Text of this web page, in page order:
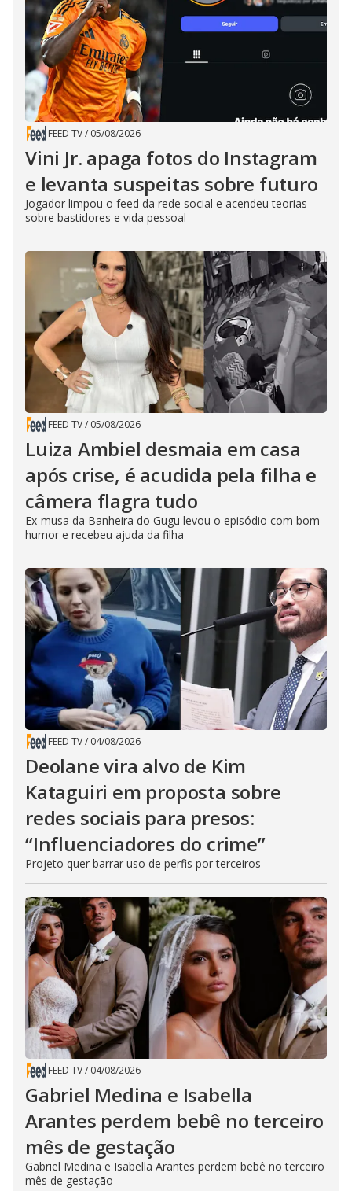
FEED TV/ 05/08/2026
Vini Jr. apaga fotos do Instagram
e levanta suspeitas sobre futuro
Jogador limpou o feed da rede social e acendeu teorias
sobre bastidores e vida pessoal
FEED TV/ 05/08/2026
Luiza Ambiel desmaia em casa
após crise, é acudida pela filha e
câmera flagra tudo
Ex-musa da Banheira do Gugu levou o episódio com bom
humor e recebeu ajuda da filha
FEED TV/ 04/08/2026
Deolane vira alvo de Kim
Kataguiri em proposta sobre
redes sociais para presos:
“Influenciadores do crime”
Projeto quer barrar uso de perfis por terceiros
FEED TV/ 04/08/2026
Gabriel Medina e Isabella
Arantes perdem bebê no terceiro
mês de gestação
Gabriel Medina e Isabella Arantes perdem bebê no terceiro
mês de gestação